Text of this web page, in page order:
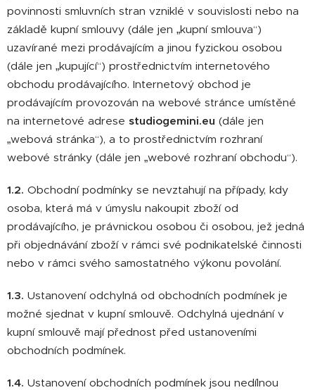
povinnosti smluvních stran vzniklé v souvislosti nebo na
základě kupní smlouvy (dále jen „kupní smlouva“)
uzavírané mezi prodávajícím a jinou fyzickou osobou
(dále jen „kupující“) prostřednictvím internetového
obchodu prodávajícího. Internetový obchod je
prodávajícím provozován na webové stránce umístěné
na internetové adrese studiogemini.eu (dále jen
„webová stránka“), a to prostřednictvím rozhraní
webové stránky (dále jen „webové rozhraní obchodu“).
1.2. Obchodní podmínky se nevztahují na případy, kdy
osoba, která má v úmyslu nakoupit zboží od
prodávajícího, je právnickou osobou či osobou, jež jedná
při objednávání zboží v rámci své podnikatelské činnosti
nebo v rámci svého samostatného výkonu povolání.
1.3. Ustanovení odchylná od obchodních podmínek je
možné sjednat v kupní smlouvě. Odchylná ujednání v
kupní smlouvě mají přednost před ustanoveními
obchodních podmínek.
1.4. Ustanovení obchodních podmínek jsou nedílnou